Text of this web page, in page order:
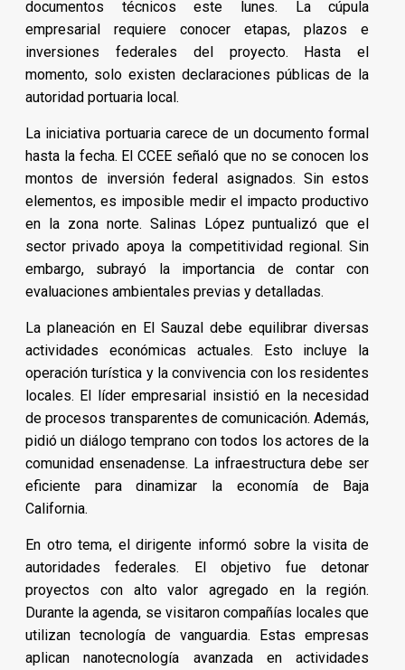
documentos técnicos este lunes. La cúpula
empresarial requiere conocer etapas, plazos e
inversiones federales del proyecto. Hasta el
momento, solo existen declaraciones públicas de la
autoridad portuaria local.
La iniciativa portuaria carece de un documento formal
hasta la fecha. El CCEE señaló que no se conocen los
montos de inversión federal asignados. Sin estos
elementos, es imposible medir el impacto productivo
en la zona norte. Salinas López puntualizó que el
sector privado apoya la competitividad regional. Sin
embargo, subrayó la importancia de contar con
evaluaciones ambientales previas y detalladas.
La planeación en El Sauzal debe equilibrar diversas
actividades económicas actuales. Esto incluye la
operación turística y la convivencia con los residentes
locales. El líder empresarial insistió en la necesidad
de procesos transparentes de comunicación. Además,
pidió un diálogo temprano con todos los actores de la
comunidad ensenadense. La infraestructura debe ser
eficiente para dinamizar la economía de Baja
California.
En otro tema, el dirigente informó sobre la visita de
autoridades federales. El objetivo fue detonar
proyectos con alto valor agregado en la región.
Durante la agenda, se visitaron compañías locales que
utilizan tecnología de vanguardia. Estas empresas
aplican nanotecnología avanzada en actividades